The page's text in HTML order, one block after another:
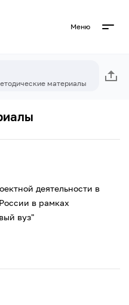
Меню
материалы
деятельности в
в рамках
вуз"